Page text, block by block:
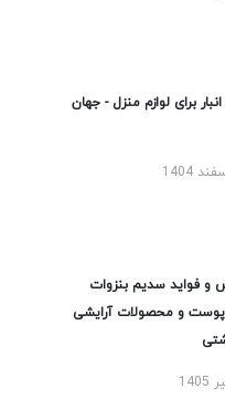
انبار برای لوازم منزل - جهان
و فواید سدیم بنزوات
پوست و محصولات آرایشی